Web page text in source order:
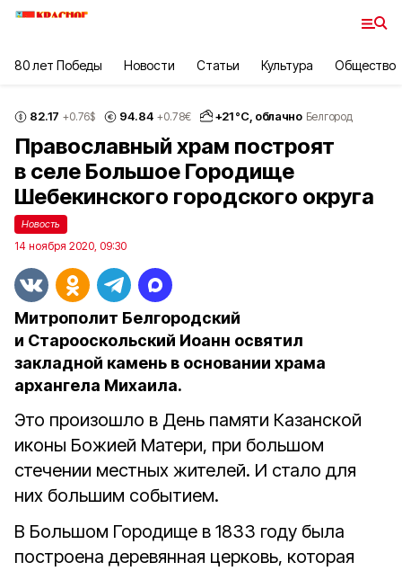
80 лет Победы Новости Статьи Культура Общество
82.17 +0.76$ 94.84 +0.78€ +21°С, облачно Белгород
Православный храм построят
в селе Большое Городище
Шебекинского городского округа
Новость
14 ноября 2020, 09:30
Митрополит Белгородский
и Старооскольский Иоанн освятил
закладной камень в основании храма
архангела Михаила.
Это произошло в День памяти Казанской
иконы Божией Матери, при большом
стечении местных жителей. И стало для
них большим событием.
В Большом Городище в 1833 году была
построена деревянная церковь, которая